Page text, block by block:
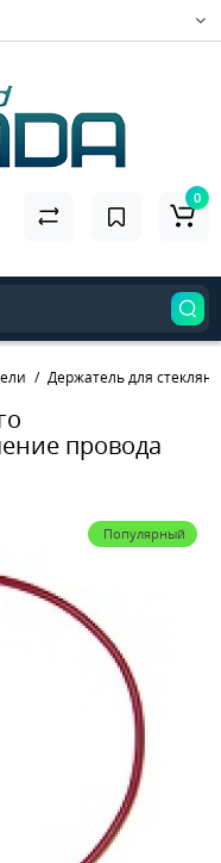
0
Держатель для
провода
Популярный